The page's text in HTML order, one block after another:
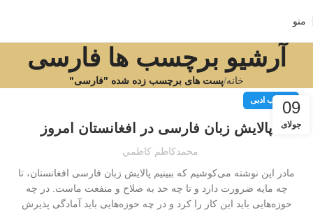
منو
آرشیو برچسب ها فارسی
خانه پست های برچسب زده شده "فارسی"
09
جولای
مطالب ادبی
پالایش زبان فارسی در افغانستان امروز
محمدكاظم كاظمي
مادر این نوشته می‌کوشیم که ببینیم پالایش‌ زبان فارسی افغانستان، تا
چه مایه ضرورت دارد و تا چه حد به صلاح و منفعت ماست‌. در چه
حوزه‌هایی باید این کار را کرد و در چه حوزه‌هایی باید آمادگی پذیرش